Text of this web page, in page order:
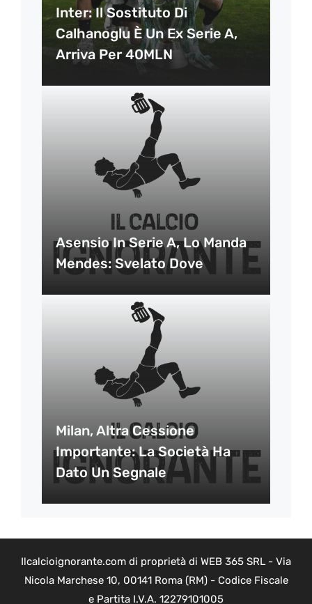
Inter: Il Sostituto Di
Calhanoglu È Un Ex Serie A,
Arriva Per 40MLN
Asensio In Serie A, Lo Manda
Mendes: Svelato Dove
Milan, Altra Cessione
Importante: La Società Ha
Dato Un Segnale
Ilcalcioignorante.com di proprietà di WEB 365 SRL - Via
Nicola Marchese 10, 00141 Roma (RM) - Codice Fiscale
e Partita I.V.A. 12279101005